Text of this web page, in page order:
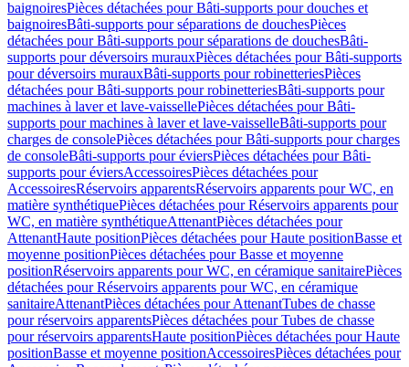
baignoiresPièces détachées pour Bâti-supports pour douches et
baignoiresBâti-supports pour séparations de douchesPièces
détachées pour Bâti-supports pour séparations de douchesBâti-
supports pour déversoirs murauxPièces détachées pour Bâti-supports
pour déversoirs murauxBâti-supports pour robinetteriesPièces
détachées pour Bâti-supports pour robinetteriesBâti-supports pour
machines à laver et lave-vaissellePièces détachées pour Bâti-
supports pour machines à laver et lave-vaisselleBâti-supports pour
charges de consolePièces détachées pour Bâti-supports pour charges
de consoleBâti-supports pour éviersPièces détachées pour Bâti-
supports pour éviersAccessoiresPièces détachées pour
AccessoiresRéservoirs apparentsRéservoirs apparents pour WC, en
matière synthétiquePièces détachées pour Réservoirs apparents pour
WC, en matière synthétiqueAttenantPièces détachées pour
AttenantHaute positionPièces détachées pour Haute positionBasse et
moyenne positionPièces détachées pour Basse et moyenne
positionRéservoirs apparents pour WC, en céramique sanitairePièces
détachées pour Réservoirs apparents pour WC, en céramique
sanitaireAttenantPièces détachées pour AttenantTubes de chasse
pour réservoirs apparentsPièces détachées pour Tubes de chasse
pour réservoirs apparentsHaute positionPièces détachées pour Haute
positionBasse et moyenne positionAccessoiresPièces détachées pour